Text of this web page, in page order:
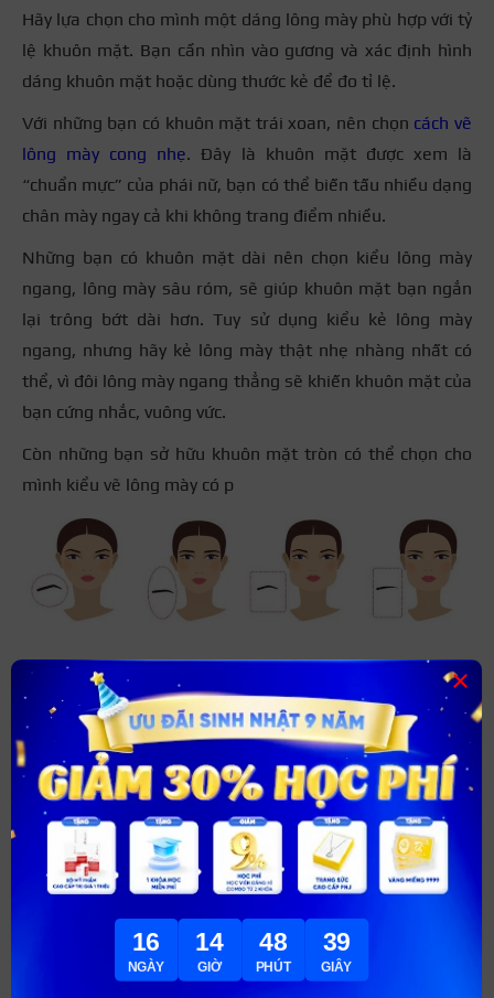
Hãy lựa chọn cho mình một dáng lông mày phù hợp với tỷ
lệ khuôn mặt. Bạn cần nhìn vào gương và xác định hình
dáng khuôn mặt hoặc dùng thước kẻ để đo tỉ lệ.
Với những bạn có khuôn mặt trái xoan, nên chọn cách vẽ
lông mày cong nhẹ. Đây là khuôn mặt được xem là
“chuẩn mực” của phái nữ, bạn có thể biến tấu nhiều dạng
chân mày ngay cả khi không trang điểm nhiều.
Những bạn có khuôn mặt dài nên chọn kiểu lông mày
ngang, lông mày sâu róm, sẽ giúp khuôn mặt bạn ngắn
lại trông bớt dài hơn. Tuy sử dụng kiểu kẻ lông mày
ngang, nhưng hãy kẻ lông mày thật nhẹ nhàng nhất có
thể, vì đôi lông mày ngang thẳng sẽ khiến khuôn mặt của
bạn cứng nhắc, vuông vức.
Còn những bạn sở hữu khuôn mặt tròn có thể chọn cho
mình kiểu vẽ lông mày có p
Dáng mặt khác nhau sẽ phù hợp với mỗi kiểu lông mày
khác nhau
hần đuôi cao hơn giúp khuôn mặt bạn trông góc cạnh
hơn nhưng vẫn giữ được nét mềm mại, dễ thương. Khuôn
mặt nhọn cũng nên sử dụng cách vẽ lông mày cân đối với
16
NGÀY
14
GIỜ
48
PHÚT
37
GIÂY
×